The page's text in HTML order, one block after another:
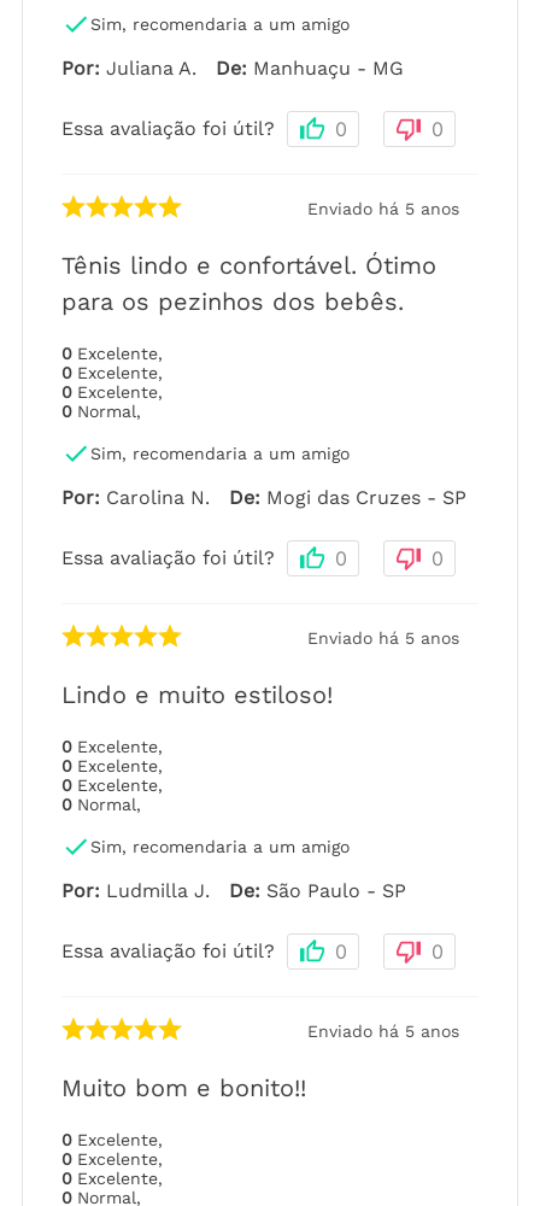
Sim, recomendaria a um amigo
Por: Juliana A. De: Manhuaçu - MG
Essa avaliação foi útil? 0 0
Enviado há 5 anos
Tênis lindo e confortável. Ótimo
para os pezinhos dos bebês.
0 Excelente,
0 Excelente,
0 Excelente,
0 Normal,
Sim, recomendaria a um amigo
Por: Carolina N. De: Mogi das Cruzes - SP
Essa avaliação foi útil? 0 0
Enviado há 5 anos
Lindo e muito estiloso!
0 Excelente,
0 Excelente,
0 Excelente,
0 Normal,
Sim, recomendaria a um amigo
Por: Ludmilla J. De: São Paulo - SP
Essa avaliação foi útil? 0 0
Enviado há 5 anos
Muito bom e bonito!!
0 Excelente,
0 Excelente,
0 Excelente,
0 Normal,